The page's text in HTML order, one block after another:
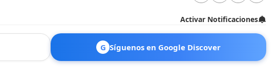
Activar Notificaciones
G Síguenos en Google Discover